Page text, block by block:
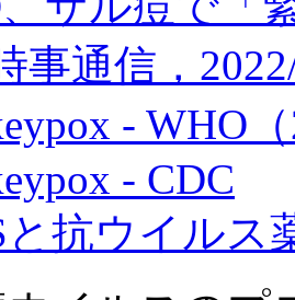
事通信，
- WHO
- CDC
と抗ウイルス